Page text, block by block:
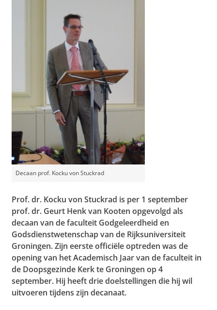
Decaan prof. Kocku von Stuckrad
Prof. dr. Kocku von Stuckrad is per 1 september
prof. dr. Geurt Henk van Kooten opgevolgd als
decaan van de faculteit Godgeleerdheid en
Godsdienstwetenschap van de Rijksuniversiteit
Groningen. Zijn eerste officiële optreden was de
opening van het Academisch Jaar van de faculteit in
de Doopsgezinde Kerk te Groningen op 4
september. Hij heeft drie doelstellingen die hij wil
uitvoeren tijdens zijn decanaat.